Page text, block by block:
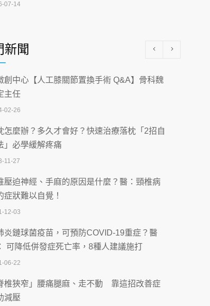
07-14
07-08
酒也瀕臨洗腎？65歲男靠「這習慣」逆
功能 醫揭3招救命
07-08
飆破41度！醫連收兩例中暑病例：致死
8成
07-07
萬華55年 西園醫院回顧發展歷程與智慧
布局
07-06
年臺北市「防癌保衛戰：健康好禮一手
】 宣導
07-02
菸城市】 宣導
07-02
新聞
創中心【人工膝關節置換手術 Q&A】骨科魏
主任
02-26
怎麼辦？多久才會好？快速治療落枕「2招自
」必學緩解疼痛
11-27
壓迫神經、手麻的原因是什麼？醫：頸椎病
症狀難以自覺！
12-03
炎鏈球菌疫苗，可預防COVID-19重症？醫
可降低併發症死亡率，8種人建議施打
06-22
椎狹窄」腰痛腿麻、走不動 靠這招改善症
減壓